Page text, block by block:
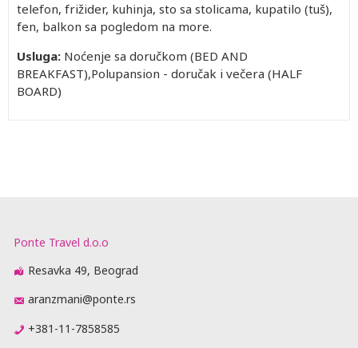
telefon, frižider, kuhinja, sto sa stolicama, kupatilo (tuš),
fen, balkon sa pogledom na more.
Usluga: Noćenje sa doručkom (BED AND
BREAKFAST),Polupansion - doručak i večera (HALF
BOARD)
Ponte Travel d.o.o
Resavka 49, Beograd
aranzmani@ponte.rs
+381-11-7858585